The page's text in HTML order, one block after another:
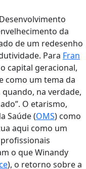
da
de um redesenho
Para Fran
capital geracional,
como um tema da
na verdade,
O etarismo,
Saúde (OMS) como
aqui como um
o que Winandy
), o retorno sobre a